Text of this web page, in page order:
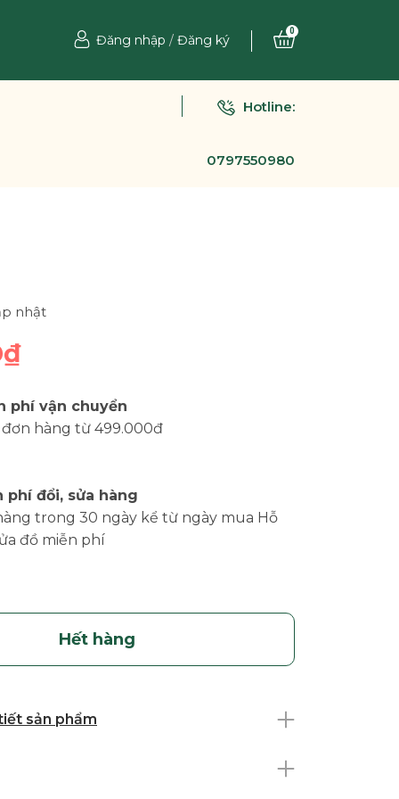
Đăng nhập / Đăng ký
0
Hotline:
0797550980
nhật
phí vận chuyển
đơn hàng từ 499.000đ
phí đổi, sửa hàng
trong 30 ngày kể từ ngày mua Hỗ
đồ miễn phí
Hết hàng
sản phẩm